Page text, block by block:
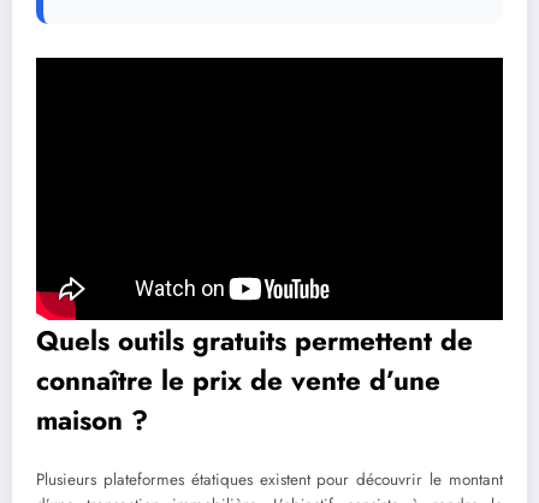
Quels outils gratuits permettent de
connaître le prix de vente d’une
maison ?
Plusieurs plateformes étatiques existent pour découvrir le montant